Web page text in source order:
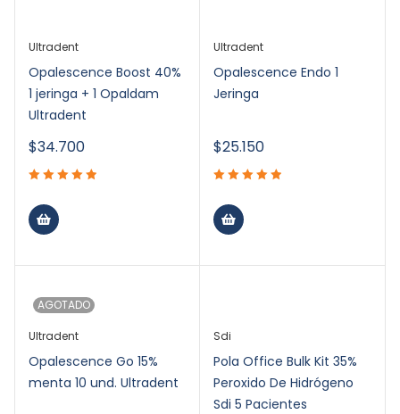
Ultradent
Opalescence Boost 40%
1 jeringa + 1 Opaldam
Ultradent
$34.700
Ultradent
Opalescence Endo 1
Jeringa
$25.150
AGOTADO
Ultradent
Opalescence Go 15%
menta 10 und. Ultradent
Sdi
Pola Office Bulk Kit 35%
Peroxido De Hidrógeno
Sdi 5 Pacientes